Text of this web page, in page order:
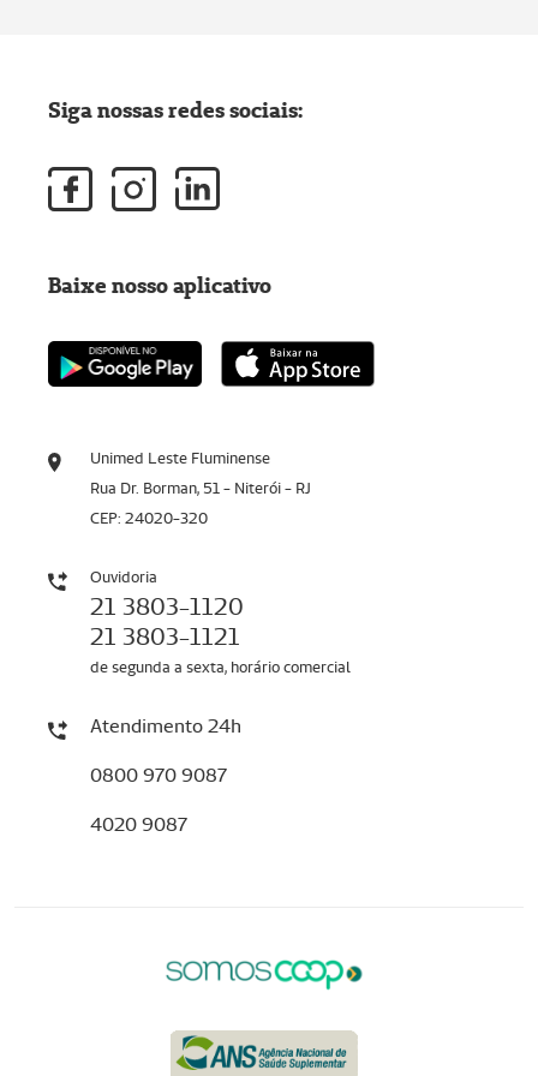
Unimed Leste Fluminense
Rua Dr. Borman, 51 - Niterói - RJ
CEP: 24020-320
Ouvidoria
21 3803-1120
21 3803-1121
de segunda a sexta, horário comercial
Atendimento 24h
0800 970 9087
4020 9087
Siga nossas redes sociais:
Baixe nosso aplicativo